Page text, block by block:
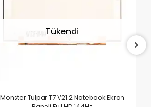
Tükendi
Monster Tulpar T7 V21.2 Notebook Ekran